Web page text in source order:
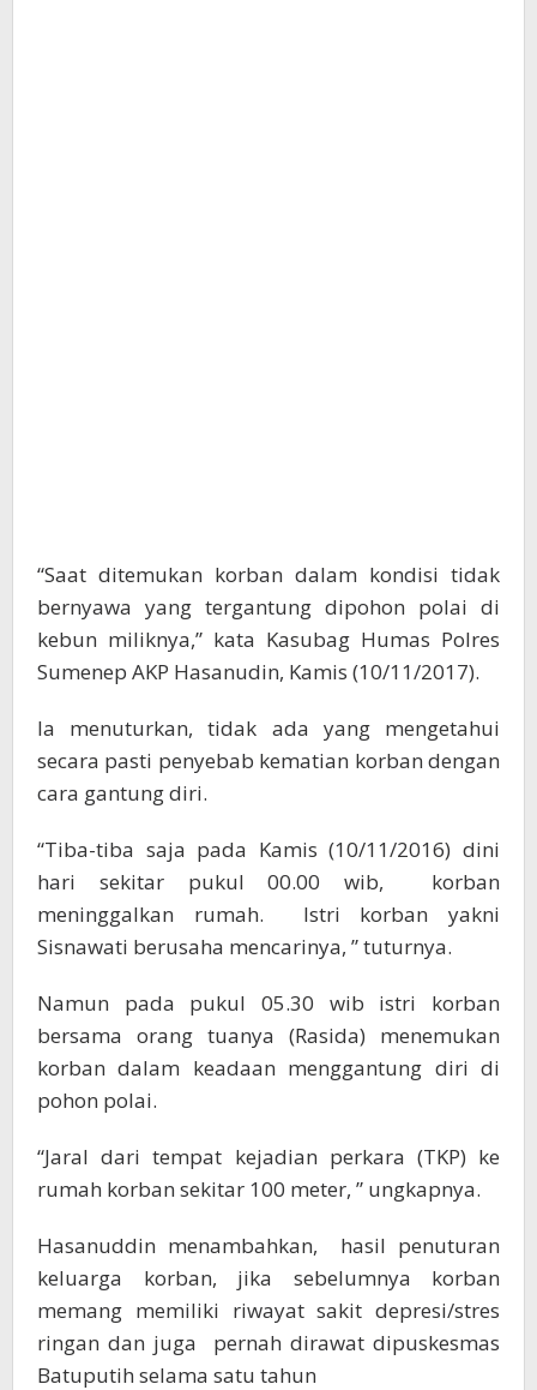
“Saat ditemukan korban dalam kondisi tidak
bernyawa yang tergantung dipohon polai di
kebun miliknya,” kata Kasubag Humas Polres
Sumenep AKP Hasanudin, Kamis (10/11/2017).
Ia menuturkan, tidak ada yang mengetahui
secara pasti penyebab kematian korban dengan
cara gantung diri.
“Tiba-tiba saja pada Kamis (10/11/2016) dini
hari sekitar pukul 00.00 wib, korban
meninggalkan rumah. Istri korban yakni
Sisnawati berusaha mencarinya, ” tuturnya.
Namun pada pukul 05.30 wib istri korban
bersama orang tuanya (Rasida) menemukan
korban dalam keadaan menggantung diri di
pohon polai.
“Jaral dari tempat kejadian perkara (TKP) ke
rumah korban sekitar 100 meter, ” ungkapnya.
Hasanuddin menambahkan, hasil penuturan
keluarga korban, jika sebelumnya korban
memang memiliki riwayat sakit depresi/stres
ringan dan juga pernah dirawat dipuskesmas
Batuputih selama satu tahun